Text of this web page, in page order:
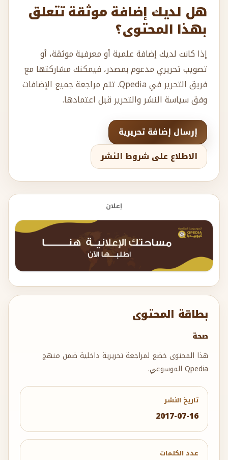
بطاقة المحتوى
صحة
هذا المحتوى خضع لمراجعة تحريرية داخلية ضمن منهج
Qpedia الموسوعي.
تاريخ النشر
2017-07-16
عدد الكلمات
هل لديك إضافة موثقة تتعلق
بهذا المحتوى؟
إذا كانت لديك إضافة علمية أو معرفية موثقة، أو
تصويب تحريري مدعوم بمصدر، فيمكنك مشاركتها مع
فريق التحرير في Qpedia. تتم مراجعة جميع الإضافات
وفق سياسة النشر والتحرير قبل اعتمادها.
إرسال إضافة تحريرية
الاطلاع على شروط النشر
إعلان